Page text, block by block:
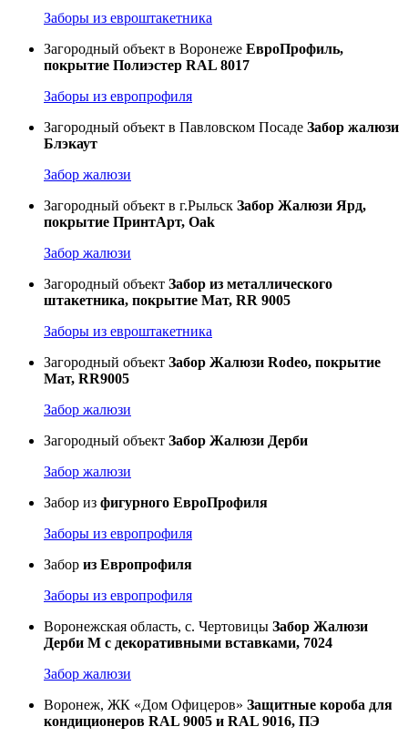
Заборы из евроштакетника
Загородный объект в Воронеже ЕвроПрофиль,
покрытие Полиэстер RAL 8017
Заборы из европрофиля
Загородный объект в Павловском Посаде Забор жалюзи
Блэкаут
Забор жалюзи
Загородный объект в г.Рыльск Забор Жалюзи Ярд,
покрытие ПринтАрт, Oak
Забор жалюзи
Загородный объект Забор из металлического
штакетника, покрытие Мат, RR 9005
Заборы из евроштакетника
Загородный объект Забор Жалюзи Rodeо, покрытие
Мат, RR9005
Забор жалюзи
Загородный объект Забор Жалюзи Дерби
Забор жалюзи
Забор из фигурного ЕвроПрофиля
Заборы из европрофиля
Забор из Европрофиля
Заборы из европрофиля
Воронежская область, с. Чертовицы Забор Жалюзи
Дерби М с декоративными вставками, 7024
Забор жалюзи
Воронеж, ЖК «Дом Офицеров» Защитные короба для
кондиционеров RAL 9005 и RAL 9016, ПЭ